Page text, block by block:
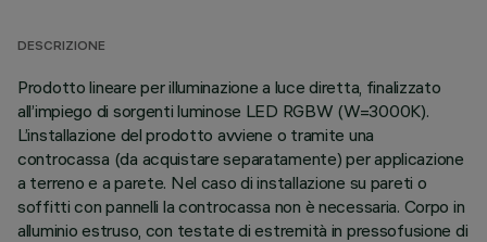
DESCRIZIONE
Prodotto lineare per illuminazione a luce diretta, finalizzato
all’impiego di sorgenti luminose LED RGBW (W=3000K).
L’installazione del prodotto avviene o tramite una
controcassa (da acquistare separatamente) per applicazione
a terreno e a parete. Nel caso di installazione su pareti o
soffitti con pannelli la controcassa non è necessaria. Corpo in
alluminio estruso, con testate di estremità in pressofusione di